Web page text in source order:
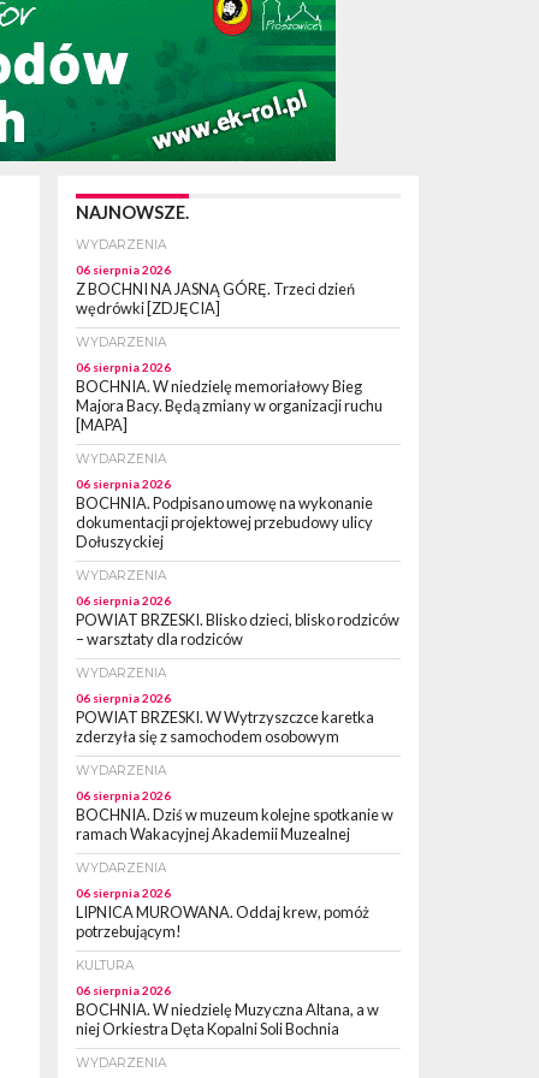
NAJNOWSZE.
WYDARZENIA
06 sierpnia 2026
Z BOCHNI NA JASNĄ GÓRĘ. Trzeci dzień
wędrówki [ZDJĘCIA]
WYDARZENIA
06 sierpnia 2026
BOCHNIA. W niedzielę memoriałowy Bieg
Majora Bacy. Będą zmiany w organizacji ruchu
[MAPA]
WYDARZENIA
06 sierpnia 2026
BOCHNIA. Podpisano umowę na wykonanie
dokumentacji projektowej przebudowy ulicy
Dołuszyckiej
WYDARZENIA
06 sierpnia 2026
POWIAT BRZESKI. Blisko dzieci, blisko rodziców
– warsztaty dla rodziców
WYDARZENIA
06 sierpnia 2026
POWIAT BRZESKI. W Wytrzyszczce karetka
zderzyła się z samochodem osobowym
WYDARZENIA
06 sierpnia 2026
BOCHNIA. Dziś w muzeum kolejne spotkanie w
ramach Wakacyjnej Akademii Muzealnej
WYDARZENIA
06 sierpnia 2026
LIPNICA MUROWANA. Oddaj krew, pomóż
potrzebującym!
KULTURA
06 sierpnia 2026
BOCHNIA. W niedzielę Muzyczna Altana, a w
niej Orkiestra Dęta Kopalni Soli Bochnia
WYDARZENIA